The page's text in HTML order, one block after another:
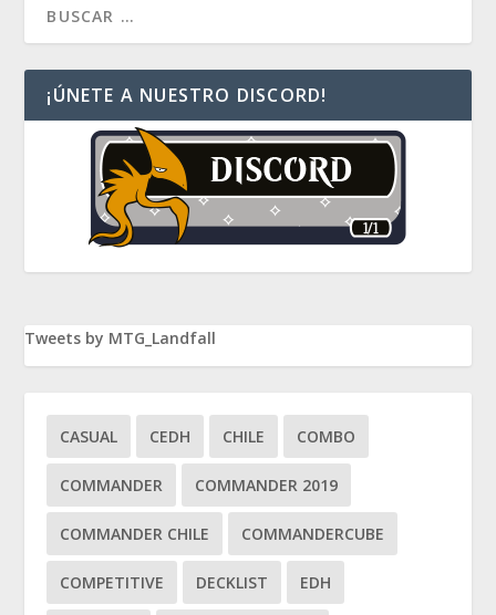
¡ÚNETE A NUESTRO DISCORD!
Tweets by MTG_Landfall
CASUAL CEDH CHILE COMBO
COMMANDER COMMANDER 2019
COMMANDER CHILE COMMANDERCUBE
COMPETITIVE DECKLIST EDH